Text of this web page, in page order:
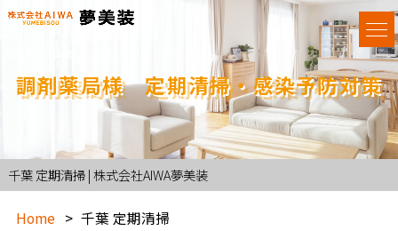
調剤薬局様 定期清掃・感染予防対策
千葉 定期清掃 | 株式会社AIWA夢美装
Home 千葉 定期清掃